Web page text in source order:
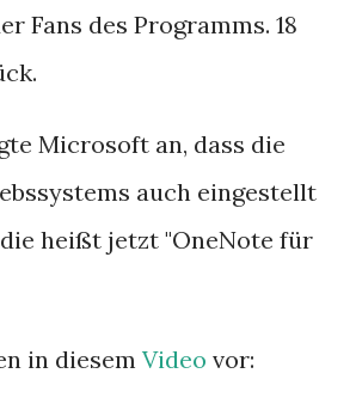
Fans des Programms. 18
Microsoft an, dass die
auch eingestellt
heißt jetzt "OneNote für
in diesem Video vor: